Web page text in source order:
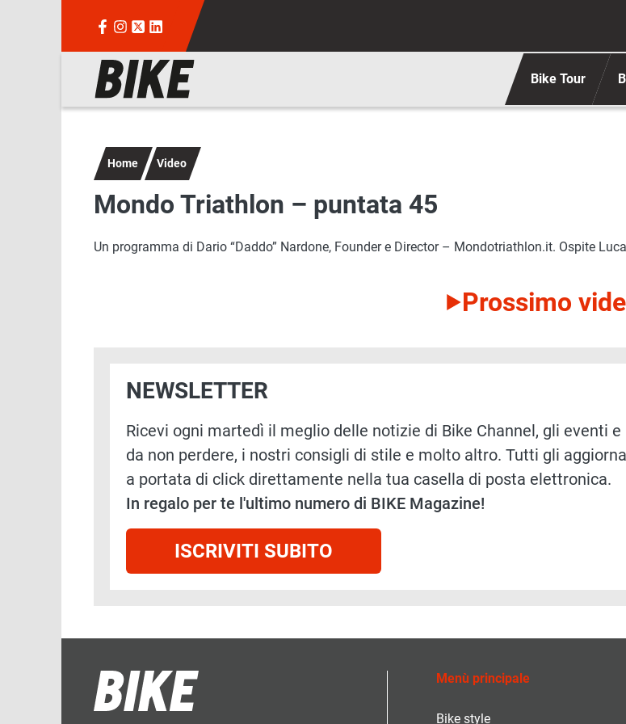
Navigazione principale Bike Tour
Home Video
Mondo Triathlon – puntata 45
Un programma di Dario “Daddo” Nardone, Founder e Director – Mondotriathlon.it. Ospite
Prossimo
NEWSLETTER
Ricevi ogni martedì il meglio delle notizie di Bike Channel, gli eventi e
da non perdere, i nostri consigli di stile e molto altro. Tutti gli
a portata di click direttamente nella tua casella di posta elettronica.
In regalo per te l'ultimo numero di BIKE Magazine!
ISCRIVITI SUBITO
Menù principale
Bike style